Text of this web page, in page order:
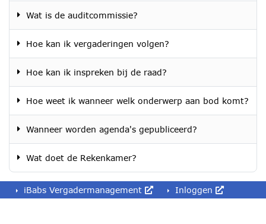
Wat is de auditcommissie?
Hoe kan ik vergaderingen volgen?
Hoe kan ik inspreken bij de raad?
Hoe weet ik wanneer welk onderwerp aan bod komt?
Wanneer worden agenda's gepubliceerd?
Wat doet de Rekenkamer?
iBabs Vergadermanagement Inloggen